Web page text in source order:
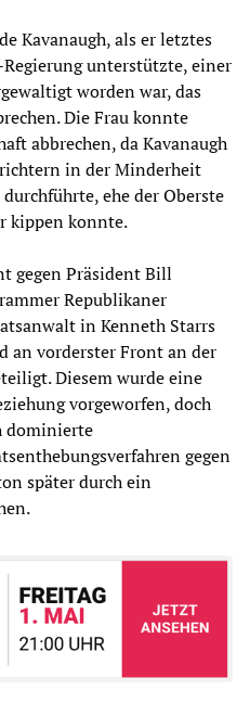
Kavanaugh, als er letztes
unterstützte, einer
worden war, das
Die Frau konnte
abbrechen, da Kavanaugh
in der Minderheit
ehe der Oberste
kippen konnte.
gegen Präsident Bill
Republikaner
in Kenneth Starrs
an vorderster Front an der
Diesem wurde eine
vorgeworfen, doch
dominierte
gegen
später durch ein